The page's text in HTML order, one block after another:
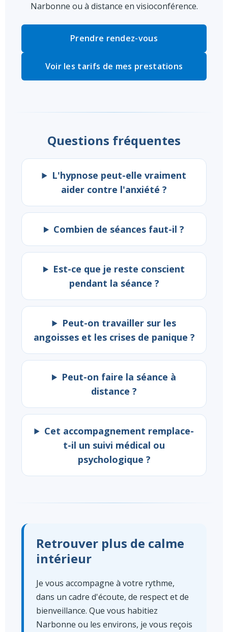
Narbonne ou à distance en visioconférence.
Prendre rendez-vous
Voir les tarifs de mes prestations
Questions fréquentes
L'hypnose peut-elle vraiment
aider contre l'anxiété ?
Combien de séances faut-il ?
Est-ce que je reste conscient
pendant la séance ?
Peut-on travailler sur les
angoisses et les crises de panique ?
Peut-on faire la séance à
distance ?
Cet accompagnement remplace-
t-il un suivi médical ou
psychologique ?
Retrouver plus de calme
intérieur
Je vous accompagne à votre rythme,
dans un cadre d'écoute, de respect et de
bienveillance. Que vous habitiez
Narbonne ou les environs, je vous reçois